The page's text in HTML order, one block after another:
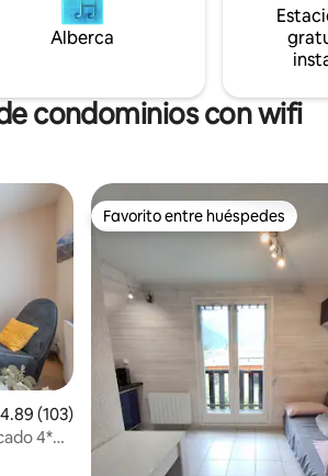
para explorar la naturaleza
el año⛰️
Alberca
condominios con wifi
promedio: 4.89 de 5; 103
4.89 (103)
4*
Favorito entre huéspedes
Favorito entre huéspedes